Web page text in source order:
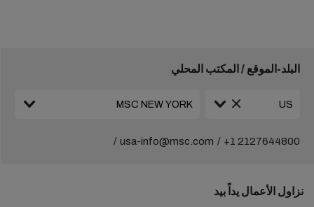
البلد-الموقع / المكتب المحلي
+1 2127644800
usa-info@msc.com
نزاول الأعمال يداً بيد